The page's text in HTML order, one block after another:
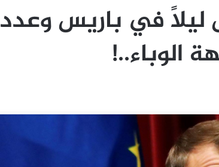
ليلاً في باريس وعدد
الوباء..!